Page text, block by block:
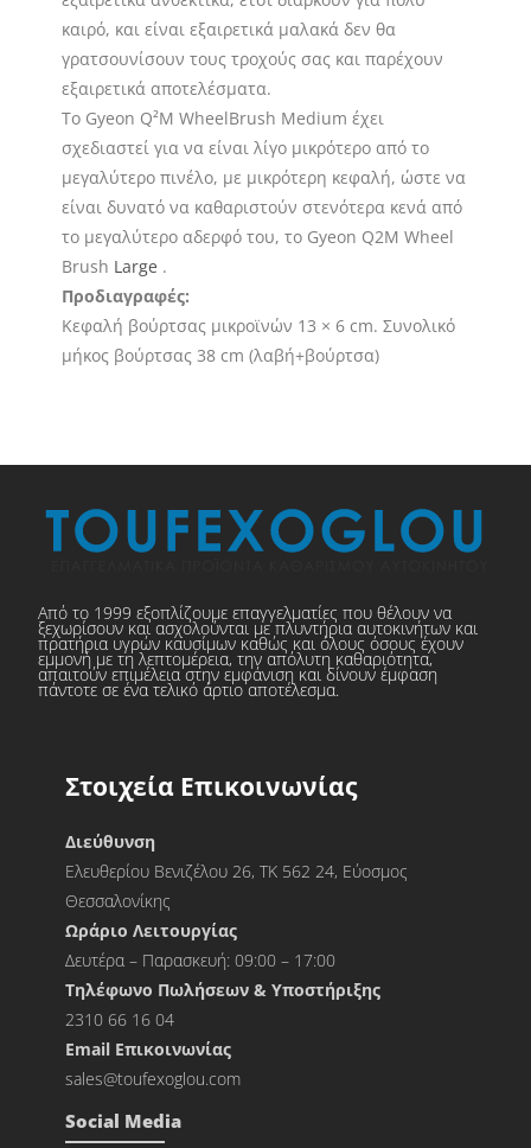
καιρό, και είναι εξαιρετικά μαλακά δεν θα
γρατσουνίσουν τους τροχούς σας και παρέχουν
εξαιρετικά αποτελέσματα.
Το Gyeon Q²M WheelBrush Medium έχει
σχεδιαστεί για να είναι λίγο μικρότερο από το
μεγαλύτερο πινέλο, με μικρότερη κεφαλή, ώστε να
είναι δυνατό να καθαριστούν στενότερα κενά από
το μεγαλύτερο αδερφό του, το Gyeon Q2M Wheel
Brush Large .
Προδιαγραφές:
Κεφαλή βούρτσας μικροϊνών 13 × 6 cm. Συνολικό
μήκος βούρτσας 38 cm (λαβή+βούρτσα)
Από το 1999 εξοπλίζουμε επαγγελματίες που θέλουν να
ξεχωρίσουν και ασχολούνται με πλυντήρια αυτοκινήτων και
πρατήρια υγρών καυσίμων καθώς και όλους όσους έχουν
εμμονή με τη λεπτομέρεια, την απόλυτη καθαριότητα,
απαιτούν επιμέλεια στην εμφάνιση και δίνουν έμφαση
πάντοτε σε ένα τελικό άρτιο αποτέλεσμα.
Στοιχεία Επικοινωνίας
Διεύθυνση
Ελευθερίου Βενιζέλου 26, ΤΚ 562 24, Εύοσμος
Θεσσαλονίκης
Ωράριο Λειτουργίας
Δευτέρα – Παρασκευή: 09:00 – 17:00
Τηλέφωνο Πωλήσεων & Υποστήριξης
2310 66 16 04
Εmail Επικοινωνίας
sales@toufexoglou.com
Social Media